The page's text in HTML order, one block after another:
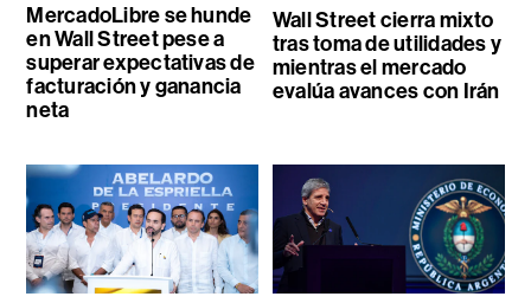
MercadoLibre se hunde
en Wall Street pese a
superar expectativas de
facturación y ganancia
neta
Wall Street cierra mixto
tras toma de utilidades y
mientras el mercado
evalúa avances con Irán